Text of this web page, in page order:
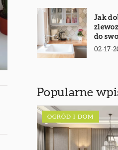
Jak
do
02-17-
Popularne
OGRÓD I DOM